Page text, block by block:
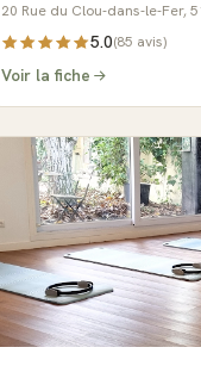
20 Rue du Clou-dans-le-Fer,
5.0(85 avis)
Voir la fiche